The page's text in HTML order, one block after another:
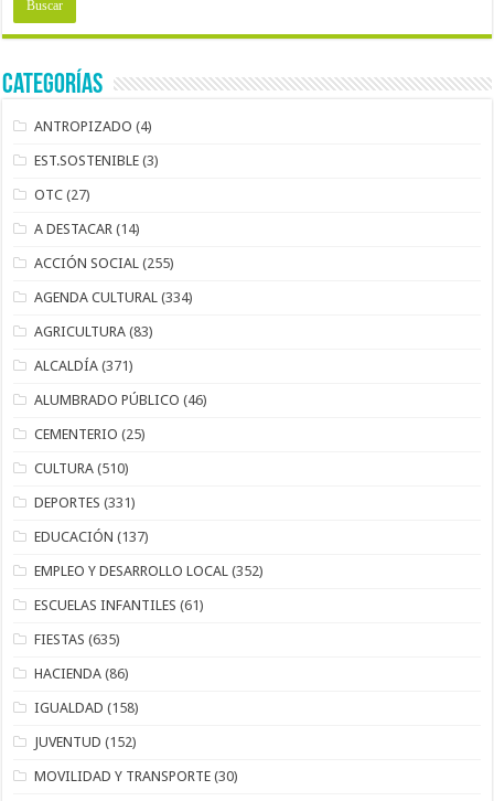
Categorías
ANTROPIZADO (4)
EST.SOSTENIBLE (3)
OTC (27)
A DESTACAR (14)
ACCIÓN SOCIAL (255)
AGENDA CULTURAL (334)
AGRICULTURA (83)
ALCALDÍA (371)
ALUMBRADO PÚBLICO (46)
CEMENTERIO (25)
CULTURA (510)
DEPORTES (331)
EDUCACIÓN (137)
EMPLEO Y DESARROLLO LOCAL (352)
ESCUELAS INFANTILES (61)
FIESTAS (635)
HACIENDA (86)
IGUALDAD (158)
JUVENTUD (152)
MOVILIDAD Y TRANSPORTE (30)